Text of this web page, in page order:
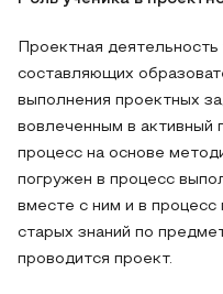
Проектная
составляющих
выполнения проектных
вовлеченным в активный
процесс на основе
погружен в процесс
вместе с ним и в процесс
старых знаний по
проводится проект.